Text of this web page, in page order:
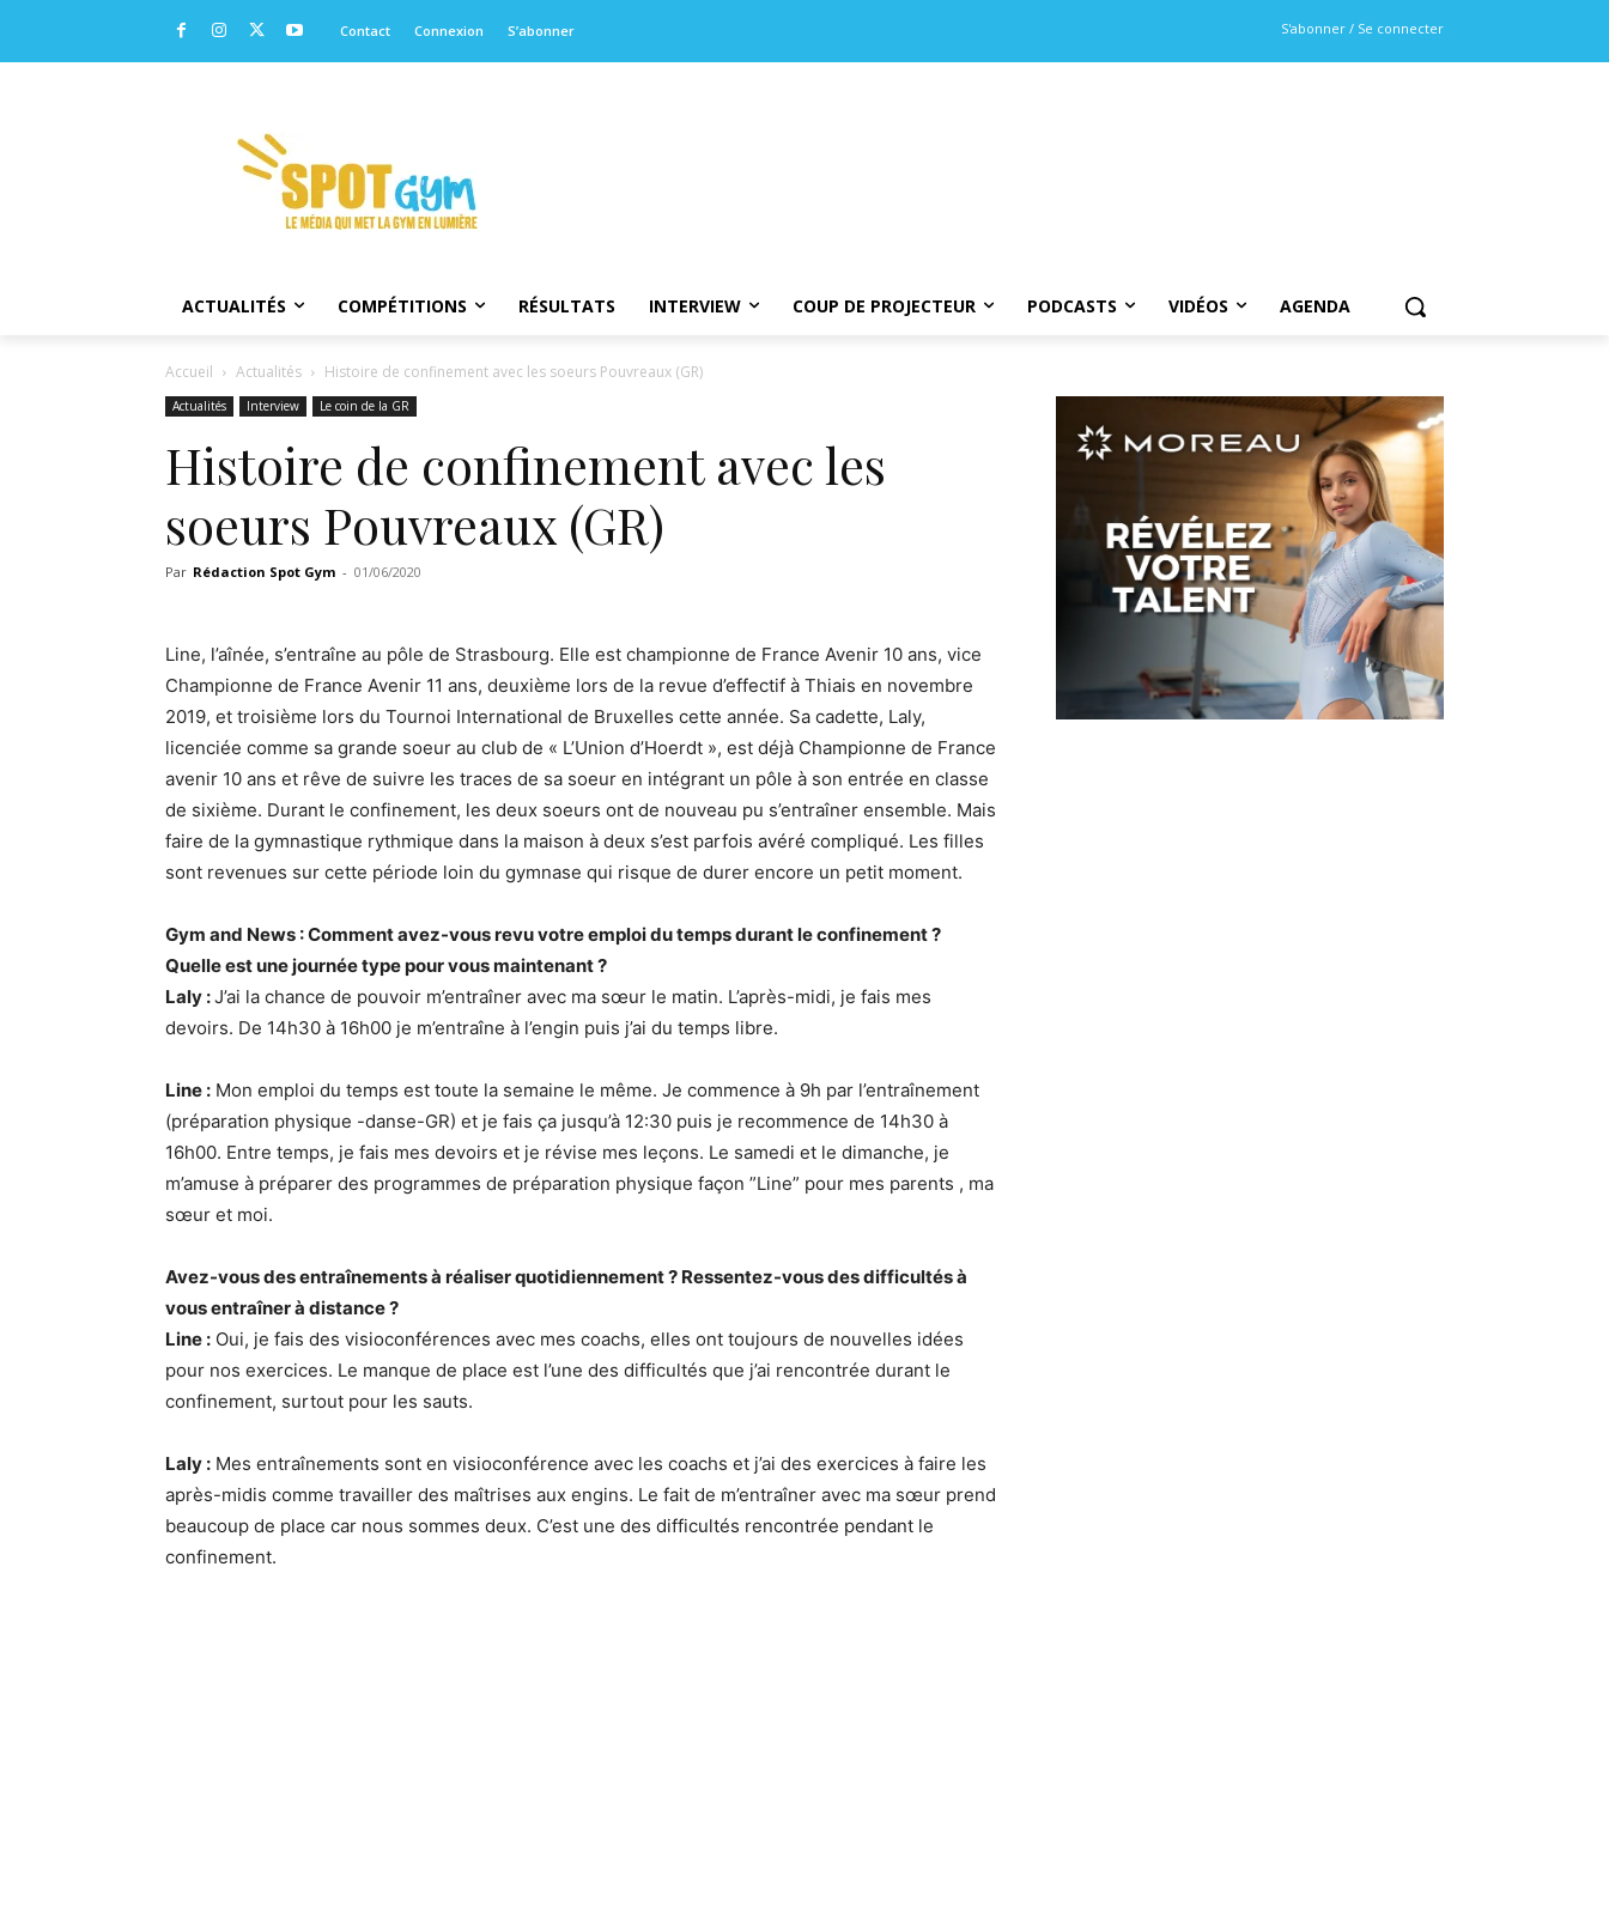
S'abonner / Se connecter
Contact Connexion S’abonner
ACTUALITÉS COMPÉTITIONS RÉSULTATS INTERVIEW COUP DE PROJECTEUR PODCASTS VIDÉOS AGENDA
Accueil Actualités Histoire de confinement avec les soeurs Pouvreaux (GR)
Actualités Interview Le coin de la GR
Histoire de confinement avec les
soeurs Pouvreaux (GR)
Par Rédaction Spot Gym - 01/06/2020
Line, l’aînée, s’entraîne au pôle de Strasbourg. Elle est championne de France Avenir 10 ans, vice
Championne de France Avenir 11 ans, deuxième lors de la revue d’effectif à Thiais en novembre
2019, et troisième lors du Tournoi International de Bruxelles cette année. Sa cadette, Laly,
licenciée comme sa grande soeur au club de « L’Union d’Hoerdt », est déjà Championne de France
avenir 10 ans et rêve de suivre les traces de sa soeur en intégrant un pôle à son entrée en classe
de sixième. Durant le confinement, les deux soeurs ont de nouveau pu s’entraîner ensemble. Mais
faire de la gymnastique rythmique dans la maison à deux s’est parfois avéré compliqué. Les filles
sont revenues sur cette période loin du gymnase qui risque de durer encore un petit moment.
Gym and News : Comment avez-vous revu votre emploi du temps durant le confinement ?
Quelle est une journée type pour vous maintenant ?
Laly :J’ai la chance de pouvoir m’entraîner avec ma sœur le matin. L’après-midi, je fais mes
devoirs. De 14h30 à 16h00 je m’entraîne à l’engin puis j’ai du temps libre.
Line : Mon emploi du temps est toute la semaine le même. Je commence à 9h par l’entraînement
(préparation physique -danse-GR) et je fais ça jusqu’à 12:30 puis je recommence de 14h30 à
16h00. Entre temps, je fais mes devoirs et je révise mes leçons. Le samedi et le dimanche, je
m’amuse à préparer des programmes de préparation physique façon ”Line” pour mes parents , ma
sœur et moi.
Avez-vous des entraînements à réaliser quotidiennement ? Ressentez-vous des difficultés à
vous entraîner à distance ?
Line : Oui, je fais des visioconférences avec mes coachs, elles ont toujours de nouvelles idées
pour nos exercices. Le manque de place est l’une des difficultés que j’ai rencontrée durant le
confinement, surtout pour les sauts.
Laly : Mes entraînements sont en visioconférence avec les coachs et j’ai des exercices à faire les
après-midis comme travailler des maîtrises aux engins. Le fait de m’entraîner avec ma sœur prend
beaucoup de place car nous sommes deux. C’est une des difficultés rencontrée pendant le
confinement.